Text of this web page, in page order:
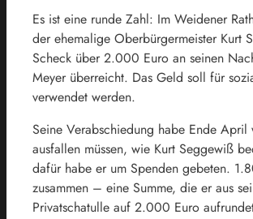
Es ist eine runde Zahl: Im Weidener
der ehemalige Oberbürgermeister Kurt
Scheck über 2.000 Euro an seinen
Meyer überreicht. Das Geld soll für
verwendet werden.
Seine Verabschiedung habe Ende April
ausfallen müssen, wie Kurt Seggewiß
dafür habe er um Spenden gebeten.
zusammen – eine Summe, die er aus
Privatschatulle auf 2.000 Euro